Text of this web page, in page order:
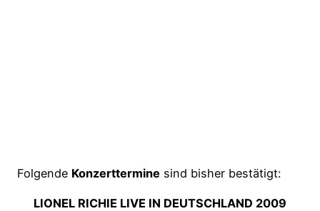
Folgende Konzerttermine sind bisher bestätigt:
LIONEL RICHIE LIVE IN DEUTSCHLAND 2009